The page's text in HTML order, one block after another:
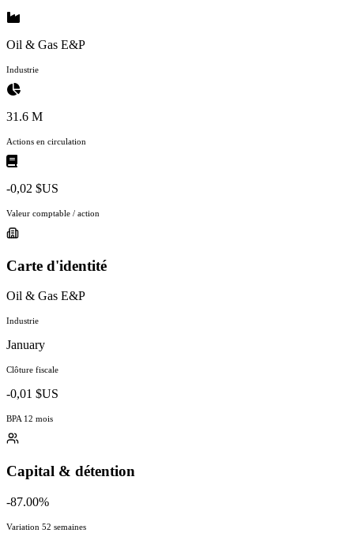
Oil & Gas E&P
Industrie
31.6 M
Actions en circulation
-0,02 $US
Valeur comptable / action
Carte d'identité
Oil & Gas E&P
Industrie
January
Clôture fiscale
-0,01 $US
BPA 12 mois
Capital & détention
-87.00%
Variation 52 semaines